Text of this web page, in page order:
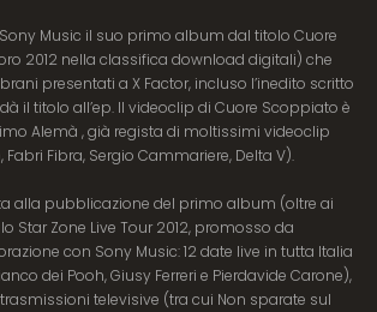
Music il suo primo album dal titolo Cuore
2012 nella classifica download digitali) che
presentati a X Factor, incluso l’inedito scritto
il titolo all’ep. Il videoclip di Cuore Scoppiato è
Alemà , già regista di moltissimi videoclip
Fabri Fibra, Sergio Cammariere, Delta V).
alla pubblicazione del primo album (oltre ai
Star Zone Live Tour 2012, promosso da
con Sony Music: 12 date live in tutta Italia
dei Pooh, Giusy Ferreri e Pierdavide Carone),
televisive (tra cui Non sparate sul